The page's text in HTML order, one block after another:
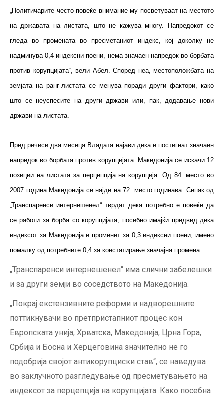
„Политичарите често повеќе внимание му посветуваат на местото
на државата на листата, што не кажува многу. Напредокот се
гледа во промената во пресметаниот индекс, кој доколку не
надминува 0,4 индексни поени, нема значаен напредок во борбата
против корупцијата“, вели Абел. Според неа, местоположбата на
земјата на ранг-листата се менува поради други фактори, како
што се неуспесите на други држави или, пак, додавање нови
држави на листата.
Пред речиси два месеца Владата најави дека е постигнат значаен
напредок во борбата против корупцијата. Македонија се искачи 12
позиции на листата за перцепција на корупција. Од 84. место во
2007 година Македонија се најде на 72. место годинава. Сепак од
„Транспаренси интернешенел“ тврдат дека потребно е повеќе да
се работи за борба со корупцијата, посебно имајќи предвид дека
индексот за Македонија е променет за 0,3 индексни поени, имено
помалку од потребните 0,4 за констатирање значајна промена.
„Транспаренси интернешенел“ има слични забелешки
и за други земји во соседството на Македонија.
„Покрај екстензивните реформи и надворешните
поттикнувачи во претпристапниот процес кон
Европската унија, Хрватска, Македонија, Црна Гора,
Србија и Босна и Херцеговина значително не го
подобрија својот антикорупциски став“, се наведува
во заклучното разгледување од пресметувањето на
индексот за перцепција на корупцијата. Како посебна